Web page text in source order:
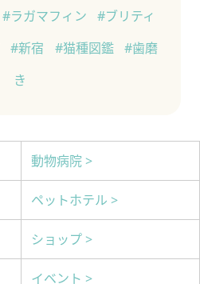
#ラガマフィン
#ブリティ
#新宿 #猫種図鑑
#歯磨
き
動物病院 >
ペットホテル >
ショップ >
イベント >